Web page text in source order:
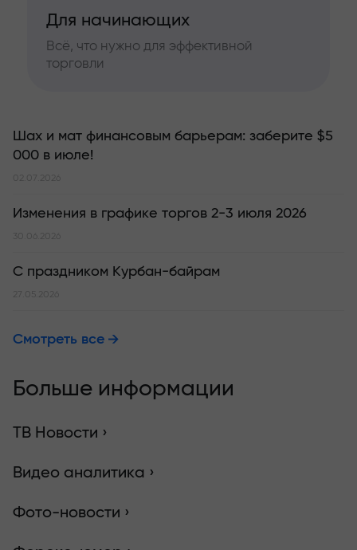
Для начинающих
Всё, что нужно для эффективной
торговли
Шах и мат финансовым барьерам: заберите $5
000 в июле!
02.07.2026
Изменения в графике торгов 2-3 июля 2026
30.06.2026
С праздником Курбан-байрам
27.05.2026
Смотреть все
Больше информации
ТВ Новости ›
Видео аналитика ›
Фото-новости ›